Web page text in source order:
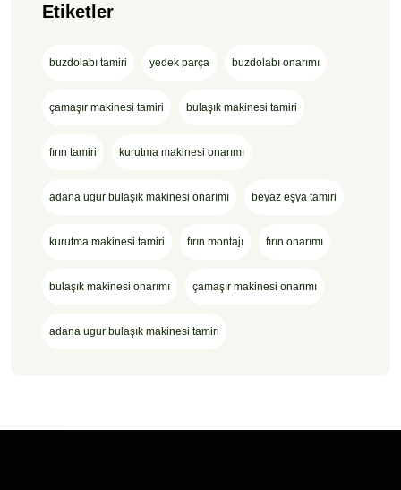
Etiketler
buzdolabı tamiri yedek parça buzdolabı onarımı
çamaşır makinesi tamiri bulaşık makinesi tamiri
fırın tamiri kurutma makinesi onarımı
adana ugur bulaşık makinesi onarımı beyaz eşya tamiri
kurutma makinesi tamiri fırın montajı fırın onarımı
bulaşık makinesi onarımı çamaşır makinesi onarımı
adana ugur bulaşık makinesi tamiri